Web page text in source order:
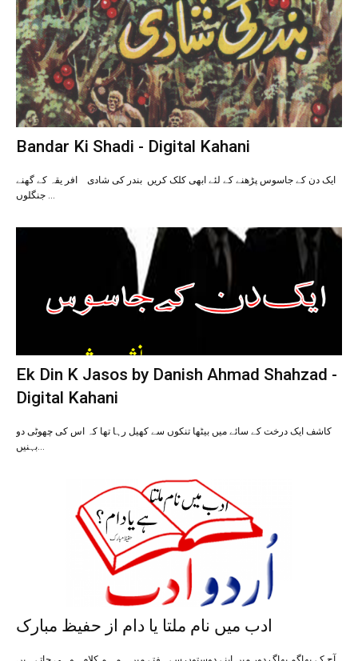
Bandar Ki Shadi - Digital Kahani
ایک دن کے جاسوس پڑھنے کے لئے ابھی کلک کریں بندر کی شادی افر یقہ کے گھنے
جنگلوں …
Ek Din K Jasos by Danish Ahmad Shahzad -
Digital Kahani
کاشف ایک درخت کے سائے میں بیٹھا تنکوں سے کھیل رہا تھا کہ اس کی چھوٹی دو
بہنیں…
ادب میں نام ملتا یا دام از حفیظ مبارک